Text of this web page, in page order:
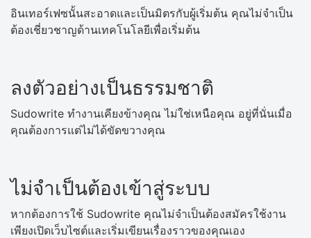
อินเทอร์เฟซนั้นสะอาดและเป็นมิตรกับผู้เริ่มต้น คุณไม่จำเป็น
ต้องเชี่ยวชาญด้านเทคโนโลยีเพื่อเริ่มต้น
ลงตัวอย่างเป็นธรรมชาติ
Sudowrite ทำงานเคียงข้างคุณ ไม่ใช่เหนือคุณ อยู่ที่นั่นเมื่อ
คุณต้องการแต่ไม่ได้ขัดขวางคุณ
ไม่จำเป็นต้องเข้าสู่ระบบ
หากต้องการใช้ Sudowrite คุณไม่จำเป็นต้องสมัครใช้งาน
เพียงเปิดเว็บไซต์และเริ่มเขียนเรื่องราวของคุณเอง